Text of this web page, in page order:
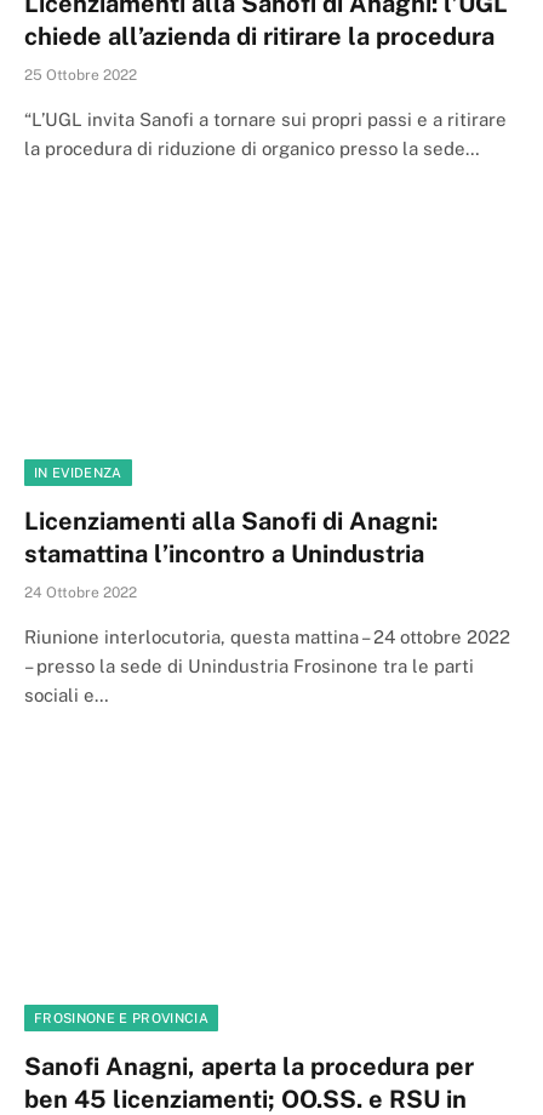
chiede all’azienda di ritirare la procedura
25 Ottobre 2022
“L’UGL invita Sanofi a tornare sui propri passi e a ritirare
la procedura di riduzione di organico presso la sede…
IN EVIDENZA
Licenziamenti alla Sanofi di Anagni:
stamattina l’incontro a Unindustria
24 Ottobre 2022
Riunione interlocutoria, questa mattina – 24 ottobre 2022
– presso la sede di Unindustria Frosinone tra le parti
sociali e…
FROSINONE E PROVINCIA
Sanofi Anagni, aperta la procedura per
ben 45 licenziamenti; OO.SS. e RSU in